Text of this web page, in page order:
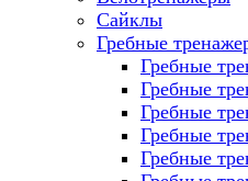
Сайклы
Гребные
Гребные
Гребные
Гребные
Гребные
Гребные